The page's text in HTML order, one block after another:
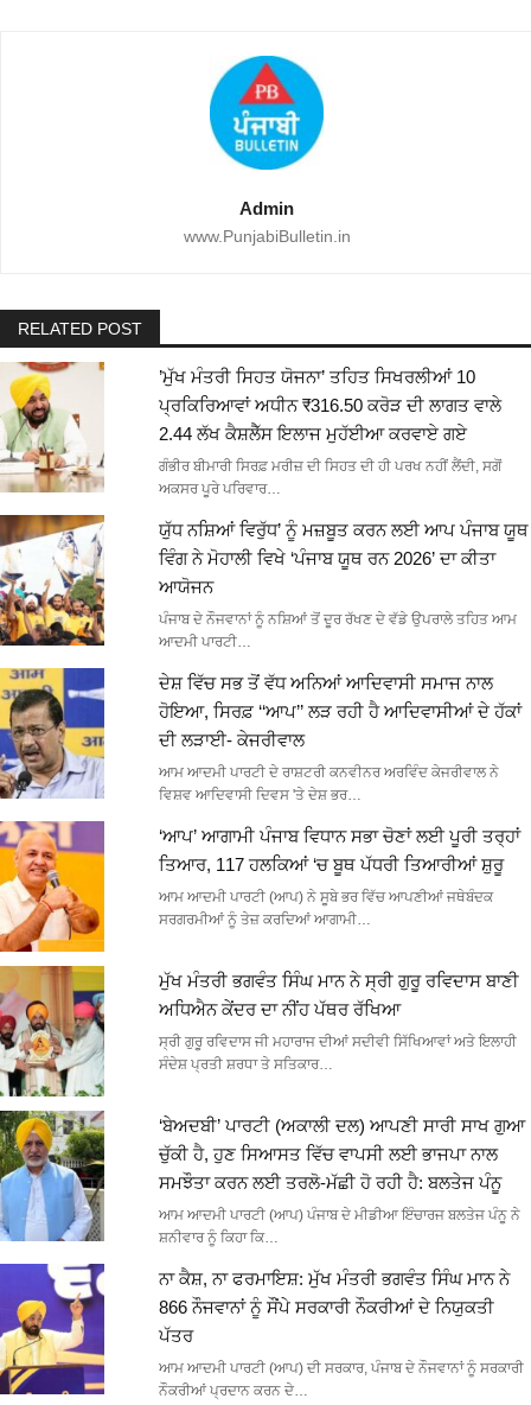
Admin
www.PunjabiBulletin.in
RELATED POST
’ਮੁੱਖ ਮੰਤਰੀ ਸਿਹਤ ਯੋਜਨਾ’ ਤਹਿਤ ਸਿਖਰਲੀਆਂ 10
ਪ੍ਰਕਿਰਿਆਵਾਂ ਅਧੀਨ ₹316.50 ਕਰੋੜ ਦੀ ਲਾਗਤ ਵਾਲੇ
2.44 ਲੱਖ ਕੈਸ਼ਲੈੱਸ ਇਲਾਜ ਮੁਹੱਈਆ ਕਰਵਾਏ ਗਏ
ਗੰਭੀਰ ਬੀਮਾਰੀ ਸਿਰਫ਼ ਮਰੀਜ਼ ਦੀ ਸਿਹਤ ਦੀ ਹੀ ਪਰਖ ਨਹੀਂ ਲੈਂਦੀ, ਸਗੋਂ
ਅਕਸਰ ਪੂਰੇ ਪਰਿਵਾਰ…
ਯੁੱਧ ਨਸ਼ਿਆਂ ਵਿਰੁੱਧ’ ਨੂੰ ਮਜ਼ਬੂਤ ਕਰਨ ਲਈ ਆਪ ਪੰਜਾਬ ਯੂਥ
ਵਿੰਗ ਨੇ ਮੋਹਾਲੀ ਵਿਖੇ ‘ਪੰਜਾਬ ਯੂਥ ਰਨ 2026’ ਦਾ ਕੀਤਾ
ਆਯੋਜਨ
ਪੰਜਾਬ ਦੇ ਨੌਜਵਾਨਾਂ ਨੂੰ ਨਸ਼ਿਆਂ ਤੋਂ ਦੂਰ ਰੱਖਣ ਦੇ ਵੱਡੇ ਉਪਰਾਲੇ ਤਹਿਤ ਆਮ
ਆਦਮੀ ਪਾਰਟੀ…
ਦੇਸ਼ ਵਿੱਚ ਸਭ ਤੋਂ ਵੱਧ ਅਨਿਆਂ ਆਦਿਵਾਸੀ ਸਮਾਜ ਨਾਲ
ਹੋਇਆ, ਸਿਰਫ਼ ‘‘ਆਪ’’ ਲੜ ਰਹੀ ਹੈ ਆਦਿਵਾਸੀਆਂ ਦੇ ਹੱਕਾਂ
ਦੀ ਲੜਾਈ- ਕੇਜਰੀਵਾਲ
ਆਮ ਆਦਮੀ ਪਾਰਟੀ ਦੇ ਰਾਸ਼ਟਰੀ ਕਨਵੀਨਰ ਅਰਵਿੰਦ ਕੇਜਰੀਵਾਲ ਨੇ
ਵਿਸ਼ਵ ਆਦਿਵਾਸੀ ਦਿਵਸ 'ਤੇ ਦੇਸ਼ ਭਰ…
‘ਆਪ’ ਆਗਾਮੀ ਪੰਜਾਬ ਵਿਧਾਨ ਸਭਾ ਚੋਣਾਂ ਲਈ ਪੂਰੀ ਤਰ੍ਹਾਂ
ਤਿਆਰ, 117 ਹਲਕਿਆਂ ‘ਚ ਬੂਥ ਪੱਧਰੀ ਤਿਆਰੀਆਂ ਸ਼ੁਰੂ
ਆਮ ਆਦਮੀ ਪਾਰਟੀ (ਆਪ) ਨੇ ਸੂਬੇ ਭਰ ਵਿੱਚ ਆਪਣੀਆਂ ਜਥੇਬੰਦਕ
ਸਰਗਰਮੀਆਂ ਨੂੰ ਤੇਜ਼ ਕਰਦਿਆਂ ਆਗਾਮੀ…
ਮੁੱਖ ਮੰਤਰੀ ਭਗਵੰਤ ਸਿੰਘ ਮਾਨ ਨੇ ਸ੍ਰੀ ਗੁਰੂ ਰਵਿਦਾਸ ਬਾਣੀ
ਅਧਿਐਨ ਕੇਂਦਰ ਦਾ ਨੀਂਹ ਪੱਥਰ ਰੱਖਿਆ
ਸ੍ਰੀ ਗੁਰੂ ਰਵਿਦਾਸ ਜੀ ਮਹਾਰਾਜ ਦੀਆਂ ਸਦੀਵੀ ਸਿੱਖਿਆਵਾਂ ਅਤੇ ਇਲਾਹੀ
ਸੰਦੇਸ਼ ਪ੍ਰਤੀ ਸ਼ਰਧਾ ਤੇ ਸਤਿਕਾਰ…
‘ਬੇਅਦਬੀ’ ਪਾਰਟੀ (ਅਕਾਲੀ ਦਲ) ਆਪਣੀ ਸਾਰੀ ਸਾਖ ਗੁਆ
ਚੁੱਕੀ ਹੈ, ਹੁਣ ਸਿਆਸਤ ਵਿੱਚ ਵਾਪਸੀ ਲਈ ਭਾਜਪਾ ਨਾਲ
ਸਮਝੌਤਾ ਕਰਨ ਲਈ ਤਰਲੋ-ਮੱਛੀ ਹੋ ਰਹੀ ਹੈ: ਬਲਤੇਜ ਪੰਨੂ
ਆਮ ਆਦਮੀ ਪਾਰਟੀ (ਆਪ) ਪੰਜਾਬ ਦੇ ਮੀਡੀਆ ਇੰਚਾਰਜ ਬਲਤੇਜ ਪੰਨੂ ਨੇ
ਸ਼ਨੀਵਾਰ ਨੂੰ ਕਿਹਾ ਕਿ…
ਨਾ ਕੈਸ਼, ਨਾ ਫਰਮਾਇਸ਼: ਮੁੱਖ ਮੰਤਰੀ ਭਗਵੰਤ ਸਿੰਘ ਮਾਨ ਨੇ
866 ਨੌਜਵਾਨਾਂ ਨੂੰ ਸੌਂਪੇ ਸਰਕਾਰੀ ਨੌਕਰੀਆਂ ਦੇ ਨਿਯੁਕਤੀ
ਪੱਤਰ
ਆਮ ਆਦਮੀ ਪਾਰਟੀ (ਆਪ) ਦੀ ਸਰਕਾਰ, ਪੰਜਾਬ ਦੇ ਨੌਜਵਾਨਾਂ ਨੂੰ ਸਰਕਾਰੀ
ਨੌਕਰੀਆਂ ਪ੍ਰਦਾਨ ਕਰਨ ਦੇ…